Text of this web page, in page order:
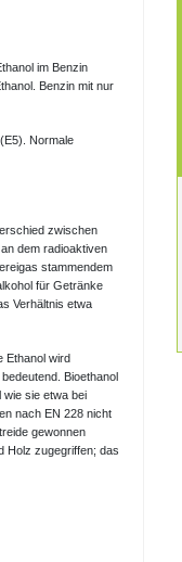
im Benzin
Benzin mit nur
Normale
zwischen
dem radioaktiven
stammendem
für Getränke
Verhältnis etwa
Ethanol wird
Bioethanol
wie sie etwa bei
nach EN 228 nicht
gewonnen
Holz zugegriffen; das